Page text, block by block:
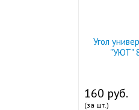
Угол
"УЮТ"
160 руб.
(за шт.)